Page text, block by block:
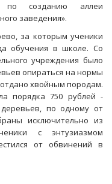
по созданию аллеи
заведения».
за которым ученики
обучения в школе. Со
учреждения было
опираться на нормы
хвойным породам.
порядка 750 рублей -
по одному от
исключительно из
с энтузиазмом
от обвинений в